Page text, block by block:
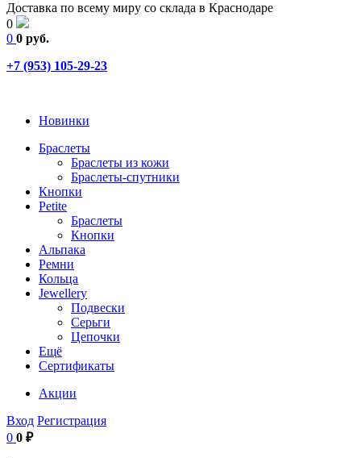
Доставка по всему миру со склада в Краснодаре
0
0 0 руб.
+7 (953) 105-29-23
Новинки
Браслеты
Браслеты из кожи
Браслеты-спутники
Кнопки
Petite
Браслеты
Кнопки
Альпака
Ремни
Кольца
Jewellery
Подвески
Серьги
Цепочки
Ещё
Сертификаты
Акции
Вход Регистрация
0 0 ₽